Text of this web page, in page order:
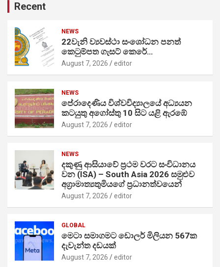
Recent
NEWS
22වැනි ව්‍යවස්ථා සංශෝධන පනත්
කෙටුම්පත ගැසට් කෙරේ…
August 7, 2026 editor
NEWS
පේරාදෙණිය විශ්වවිද්‍යාලයේ අධ්‍යයන
කටයුතු අගෝස්තු 10 සිට යළි ඇරඹේ
August 7, 2026 editor
NEWS
දකුණු ආසියාවේ ප්‍රථම වරට සංවිධානය
වන (ISA) – South Asia 2026 සමුළුව
අග්‍රාමාත්‍යතුමියගේ ප්‍රධානත්වයෙන්
August 7, 2026 editor
GLOBAL
මෙටා සමාගමට ඩොලර් මිලියන 567ක
දැවැන්ත දඩයක්
August 7, 2026 editor